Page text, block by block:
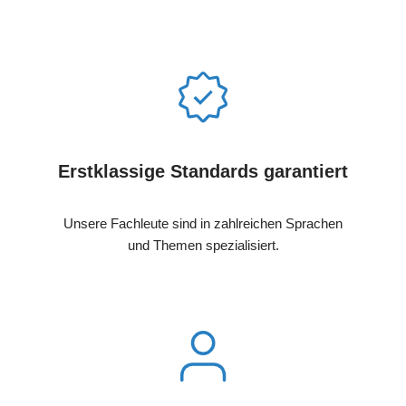
Erstklassige Standards garantiert
Unsere Fachleute sind in zahlreichen Sprachen
und Themen spezialisiert.